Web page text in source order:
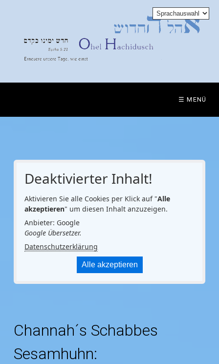
☰ MENÜ
Deaktivierter Inhalt!
Aktivieren Sie alle Cookies per Klick auf "Alle
akzeptieren" um diesen Inhalt anzuzeigen.
Anbieter: Google
Google Übersetzer.
Datenschutzerklärung
Alle akzeptieren
Channah´s Schabbes
Sesamhuhn: